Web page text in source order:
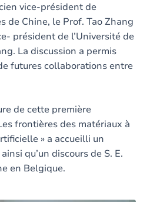
vice-président de
de Chine, le Prof. Tao Zhang
président de l’Université de
La discussion a permis
futures collaborations entre
de cette première
frontières des matériaux à
» a accueilli un
qu’un discours de S. E.
en Belgique.